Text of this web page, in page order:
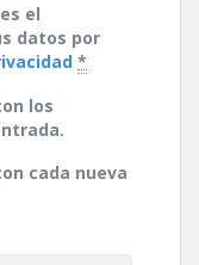
el
datos por
*
los
cada nueva